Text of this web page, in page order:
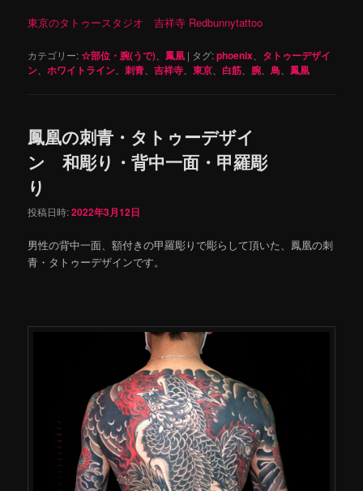
東京のタトゥースタジオ 吉祥寺 Redbunnytattoo
カテゴリー:☆部位・腕(うで) 鳳凰 | タグ:phoenix
タトゥーデザイ
ン 、ホワイトライン 、刺青 、吉祥寺 、東京 白筋 腕 、鳥 鳳凰
鳳凰の刺青・タトゥーデザイ
ン 和彫り・背中一面・甲羅彫
り
投稿日時:2022年3月12日
男性の背中一面、額付きの甲羅彫りで彫らして頂いた、鳳凰の刺
青・タトゥーデザインです。